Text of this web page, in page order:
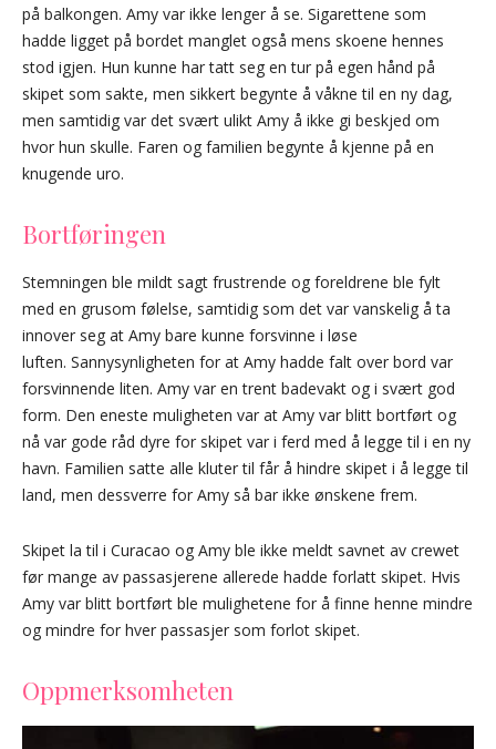
på balkongen. Amy var ikke lenger å se. Sigarettene som
hadde ligget på bordet manglet også mens skoene hennes
stod igjen. Hun kunne har tatt seg en tur på egen hånd på
skipet som sakte, men sikkert begynte å våkne til en ny dag,
men samtidig var det svært ulikt Amy å ikke gi beskjed om
hvor hun skulle. Faren og familien begynte å kjenne på en
knugende uro.
Bortføringen
Stemningen ble mildt sagt frustrende og foreldrene ble fylt
med en grusom følelse, samtidig som det var vanskelig å ta
innover seg at Amy bare kunne forsvinne i løse
luften. Sannysynligheten for at Amy hadde falt over bord var
forsvinnende liten. Amy var en trent badevakt og i svært god
form. Den eneste muligheten var at Amy var blitt bortført og
nå var gode råd dyre for skipet var i ferd med å legge til i en ny
havn. Familien satte alle kluter til får å hindre skipet i å legge til
land, men dessverre for Amy så bar ikke ønskene frem.
Skipet la til i Curacao og Amy ble ikke meldt savnet av crewet
før mange av passasjerene allerede hadde forlatt skipet. Hvis
Amy var blitt bortført ble mulighetene for å finne henne mindre
og mindre for hver passasjer som forlot skipet.
Oppmerksomheten